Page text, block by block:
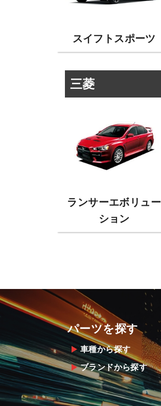
スイフトスポーツ
三菱
ランサーエボリュー
ション
パーツを探す
車種から探す
ブランドから探す